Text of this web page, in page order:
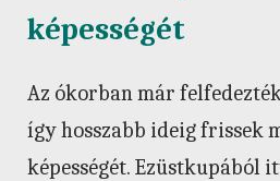
képességét
Az ókorban már
így hosszabb ideig frissek
képességét. Ezüstkupából